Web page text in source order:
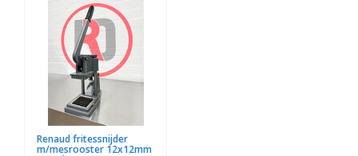
Renaud fritessnijder
m/mesrooster 12x12mm